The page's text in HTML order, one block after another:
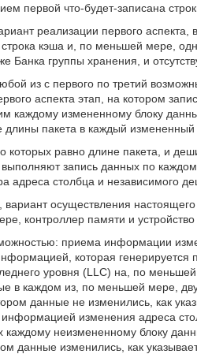
первой что-будет-записана
реализации первого
кэша и, по меньшей мере,
Банка группы хранения, и
из с первого по третий
аспекта этап, на котором
каждому измененному блоку
пакета в каждый
которых равно длине пакета, и
запись данных по
адреса столбца и независимого
осуществления
контроллер памяти и
приема информации
которая генерируется
уровня (LLC) на, по
в каждом из, по меньшей мере,
данные не изменились, как
информацией изменения адреса
неизмененному блоку
данные изменились, как